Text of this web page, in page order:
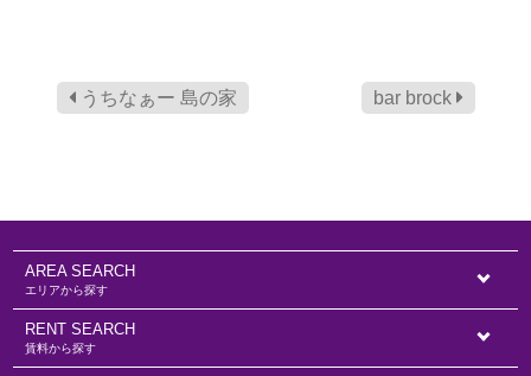
うちなぁー 島の家 bar brock
エリアから探す
AREA SEARCH
賃料から探す
RENT SEARCH